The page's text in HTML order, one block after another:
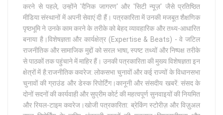
करने से पहले, उन्होंने 'दैनिक जागरण' और 'सिटी न्यूज़' जैसे प्रतिष्ठित
मीडिया संस्थानों में अपनी सेवाएं दी हैं। पत्रकारिता में उनकी मजबूत शैक्षणिक
पृष्ठभूमि ने उनके काम करने के तरीके को बेहद व्यावहारिक और तथ्य-आधारित
बनाया है।विशेषज्ञता और कार्यक्षेत्र (Expertise & Beats) - वे जटिल
राजनीतिक और सामाजिक मुद्दों को सरल भाषा, स्पष्ट तथ्यों और निष्पक्ष तरीके
से पाठकों तक पहुंचाने में माहिर हैं। उनकी पत्रकारिता की मुख्य विशेषज्ञता इन
क्षेत्रों में है:राजनीतिक कवरेज: लोकसभा चुनावों और कई राज्यों के विधानसभा
चुनावों की ग्राउंड और डेस्क रिपोर्टिंग।कानूनी और संसदीय खबरें: संसद के
दोनों सदनों की कार्यवाही और सुप्रीम कोर्ट की महत्वपूर्ण सुनवाइयों की नियमित
और रियल-टाइम कवरेज।खोजी पत्रकारिता: ब्रेकिंग स्टोरीज़ और विज़ुअल